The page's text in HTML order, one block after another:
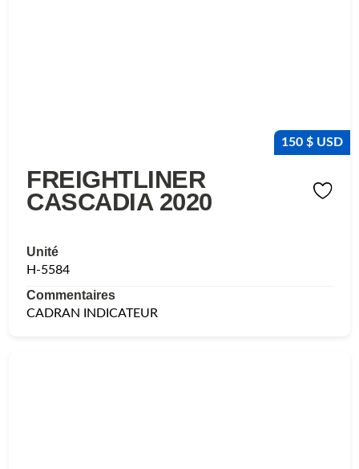
150 $ USD
FREIGHTLINER
CASCADIA 2020
Unité
H-5584
Commentaires
CADRAN INDICATEUR